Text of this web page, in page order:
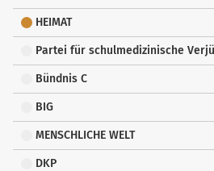
HEIMAT
Partei für schulmedizinische
Bündnis C
BIG
MENSCHLICHE WELT
DKP